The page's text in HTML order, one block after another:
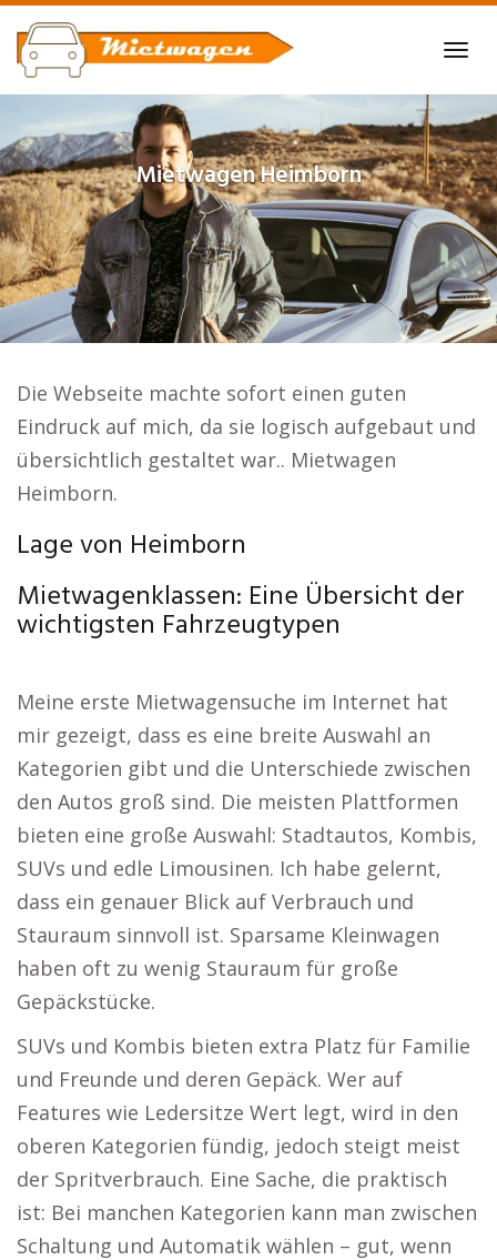
Skip
to
main
content
MietwagenHeimborn
Die Webseite machte sofort einen guten
Eindruck auf mich, da sie logisch aufgebaut und
übersichtlich gestaltet war.. Mietwagen
Heimborn.
Lage von Heimborn
Mietwagenklassen: Eine Übersicht der
wichtigsten Fahrzeugtypen
Meine erste Mietwagensuche im Internet hat
mir gezeigt, dass es eine breite Auswahl an
Kategorien gibt und die Unterschiede zwischen
den Autos groß sind. Die meisten Plattformen
bieten eine große Auswahl: Stadtautos, Kombis,
SUVs und edle Limousinen. Ich habe gelernt,
dass ein genauer Blick auf Verbrauch und
Stauraum sinnvoll ist. Sparsame Kleinwagen
haben oft zu wenig Stauraum für große
Gepäckstücke.
SUVs und Kombis bieten extra Platz für Familie
und Freunde und deren Gepäck. Wer auf
Features wie Ledersitze Wert legt, wird in den
oberen Kategorien fündig, jedoch steigt meist
der Spritverbrauch. Eine Sache, die praktisch
ist: Bei manchen Kategorien kann man zwischen
Schaltung und Automatik wählen – gut, wenn